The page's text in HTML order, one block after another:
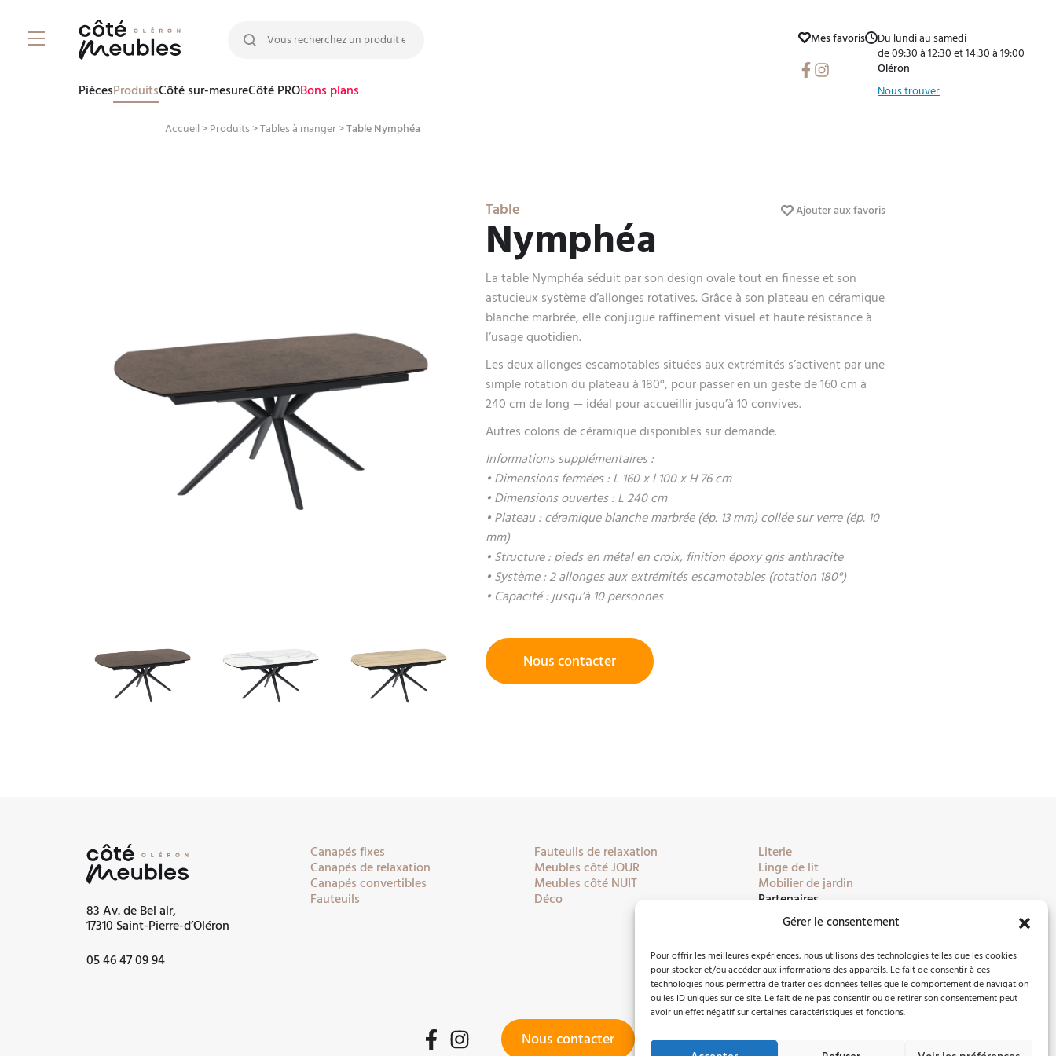
Gérer le consentement
Pour offrir les meilleures expériences, nous utilisons des technologies telles que les cookies
pour stocker et/ou accéder aux informations des appareils. Le fait de consentir à ces
technologies nous permettra de traiter des données telles que le comportement de navigation
ou les ID uniques sur ce site. Le fait de ne pas consentir ou de retirer son consentement peut
avoir un effet négatif sur certaines caractéristiques et fonctions.
Rechercher :
PiècesProduitsCôté sur-mesureCôté PROBons plans
Mes favoris
Facebook
Instagram
Du lundi au samedi
de 09:30 à 12:30 et 14:30 à 19:00
Oléron
Nous trouver
Accueil > Produits>Tables à manger>Table Nymphéa
Table
Nymphéa
Ajouter aux favoris
La table Nymphéa séduit par son design ovale tout en finesse et son
astucieux système d’allonges rotatives. Grâce à son plateau en céramique
blanche marbrée, elle conjugue raffinement visuel et haute résistance à
l’usage quotidien.
Les deux allonges escamotables situées aux extrémités s’activent par une
simple rotation du plateau à 180°, pour passer en un geste de 160 cm à
240 cm de long — idéal pour accueillir jusqu’à 10 convives.
Autres coloris de céramique disponibles sur demande.
Informations supplémentaires :
• Dimensions fermées : L 160 x l 100 x H 76 cm
• Dimensions ouvertes : L 240 cm
• Plateau : céramique blanche marbrée (ép. 13 mm) collée sur verre (ép. 10
mm)
• Structure : pieds en métal en croix, finition époxy gris anthracite
• Système : 2 allonges aux extrémités escamotables (rotation 180°)
• Capacité : jusqu’à 10 personnes
Nous contacter
83 Av. de Bel air,
17310 Saint-Pierre-d’Oléron
05 46 47 09 94
Canapés fixes
Canapés de relaxation
Canapés convertibles
Fauteuils
Fauteuils de relaxation
Meubles côté JOUR
Meubles côté NUIT
Déco
Literie
Linge de lit
Mobilier de jardin
Partenaires
FacebookInstagram Nous contacter